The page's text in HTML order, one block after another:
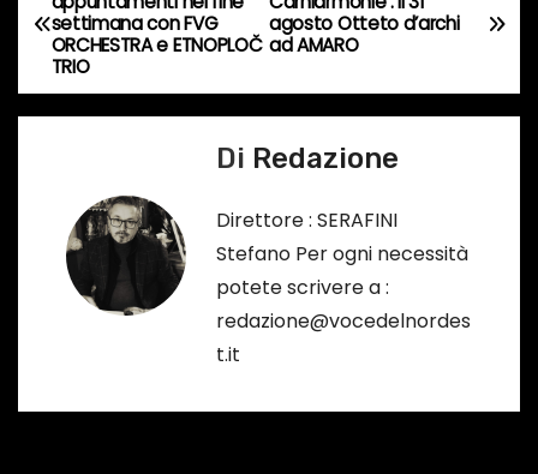
o
r
s
a
v
agosto Otteto d’archi
ad AMARO
settimana con FVG
ORCHESTRA e ETNOPLOČ
TRIO
Di Redazione
Direttore : SERAFINI
Stefano Per ogni necessità
potete scrivere a :
redazione@vocedelnordes
t.it